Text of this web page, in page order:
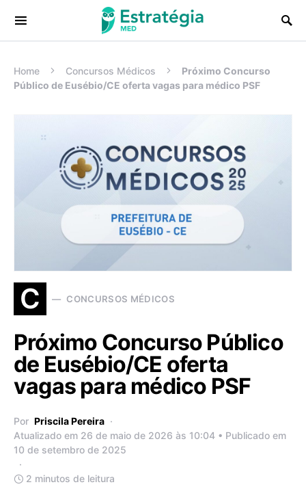
Procurar:
Home Concursos Médicos
Próximo Concurso
Público de Eusébio/CE oferta vagas para médico PSF
C CONCURSOS MÉDICOS
Próximo Concurso Público
de Eusébio/CE oferta
vagas para médico PSF
Por Priscila Pereira
Atualizado em 26 de maio de 2026 às 10:04 • Publicado em
10 de setembro de 2025
2 minutos de leitura